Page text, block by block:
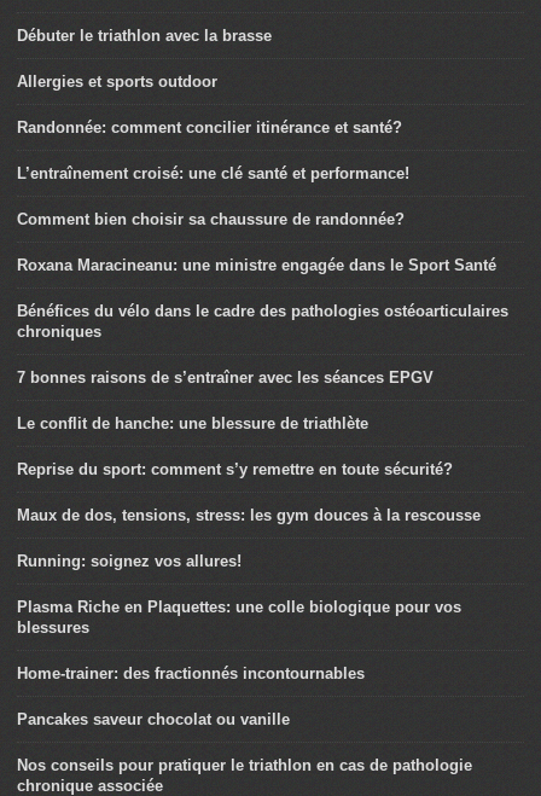
Débuter le triathlon avec la brasse
Allergies et sports outdoor
Randonnée: comment concilier itinérance et santé?
L’entraînement croisé: une clé santé et performance!
Comment bien choisir sa chaussure de randonnée?
Roxana Maracineanu: une ministre engagée dans le Sport Santé
Bénéfices du vélo dans le cadre des pathologies ostéoarticulaires
chroniques
7 bonnes raisons de s’entraîner avec les séances EPGV
Le conflit de hanche: une blessure de triathlète
Reprise du sport: comment s’y remettre en toute sécurité?
Maux de dos, tensions, stress: les gym douces à la rescousse
Running: soignez vos allures!
Plasma Riche en Plaquettes: une colle biologique pour vos
blessures
Home-trainer: des fractionnés incontournables
Pancakes saveur chocolat ou vanille
Nos conseils pour pratiquer le triathlon en cas de pathologie
chronique associée